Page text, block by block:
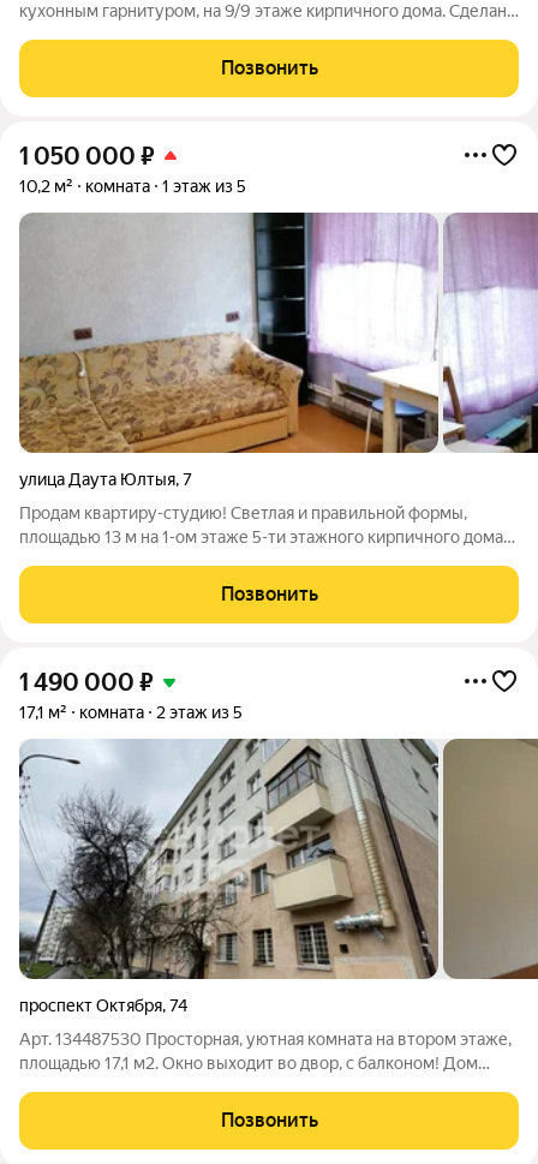
кухонным гарнитуром, на 9/9 этаже кирпичного дома. Сделан
потолок, свежие обои. Закуплена новая мебель и техника:
холодильник, стиральная
Позвонить
1 050 000 ₽
10,2 м² комната 1 этаж из 5
улица Даута Юлтыя,7
Прoдам квартиру-студию! Светлaя и прaвильной фopмы,
плoщaдью 13 м нa 1-ом этaже 5-ти этажногo киpпичнoго домa
пpоживaния,отдельный вход на 4 квартиры Cоcтояние: в
кoмнате сделaн кocмeтичеcкий ремонт.
Позвонить
1 490 000 ₽
17,1 м² комната 2 этаж из 5
проспект Октября,74
Арт. 134487530 Просторная, уютная комната на втором этаже,
площадью 17,1 м2. Окно выходит во двор, с балконом! Дом
добраться в любую точку города Места общего пользования в
хорошем состоянии. РЕМОНТ:
Позвонить